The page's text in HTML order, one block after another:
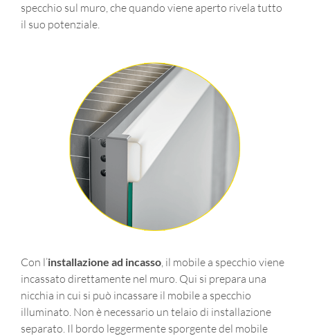
specchio sul muro, che quando viene aperto rivela tutto
il suo potenziale.
Con l’installazione ad incasso, il mobile a specchio viene
incassato direttamente nel muro. Qui si prepara una
nicchia in cui si può incassare il mobile a specchio
illuminato. Non è necessario un telaio di installazione
separato. Il bordo leggermente sporgente del mobile